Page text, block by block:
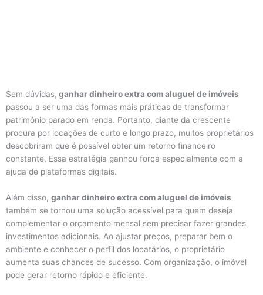
Sem dúvidas, ganhar dinheiro extra com aluguel de imóveis
passou a ser uma das formas mais práticas de transformar
patrimônio parado em renda. Portanto, diante da crescente
procura por locações de curto e longo prazo, muitos proprietários
descobriram que é possível obter um retorno financeiro
constante. Essa estratégia ganhou força especialmente com a
ajuda de plataformas digitais.
Além disso, ganhar dinheiro extra com aluguel de imóveis
também se tornou uma solução acessível para quem deseja
complementar o orçamento mensal sem precisar fazer grandes
investimentos adicionais. Ao ajustar preços, preparar bem o
ambiente e conhecer o perfil dos locatários, o proprietário
aumenta suas chances de sucesso. Com organização, o imóvel
pode gerar retorno rápido e eficiente.